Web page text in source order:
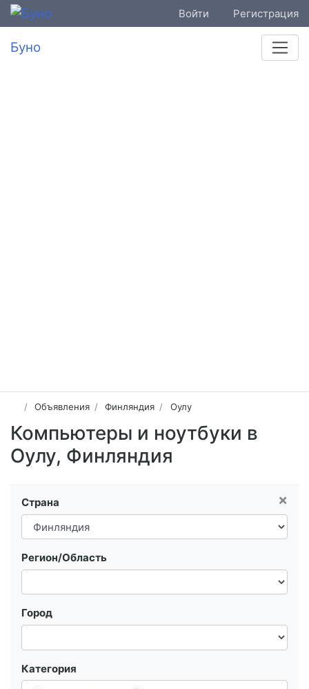
Войти Регистрация
Буно
Объявления Финляндия Оулу
Компьютеры и ноутбуки в
Оулу, Финляндия
×
Страна
Регион/Область
Город
Категория